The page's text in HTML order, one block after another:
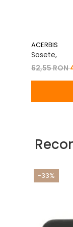
ACERBIS
Sosete,
62,55 RON
-33%